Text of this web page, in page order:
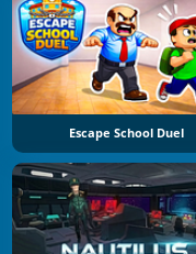
Escape School Duel